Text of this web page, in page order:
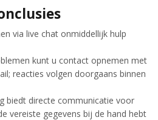
via live chat onmiddellijk hulp
kunt u contact opnemen met
reacties volgen doorgaans binnen
biedt directe communicatie voor
vereiste gegevens bij de hand hebt